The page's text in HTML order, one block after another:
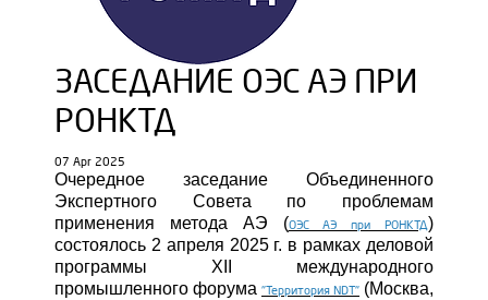
ЗАСЕДАНИЕ ОЭС АЭ ПРИ
РОНКТД
07 Apr 2025
Очередное заседание Объединенного
Экспертного Совета по проблемам
применения метода АЭ (ОЭС АЭ при РОНКТД)
состоялось 2 апреля 2025 г. в рамках деловой
программы XII международного
промышленного форума "Территория NDT" (Москва,